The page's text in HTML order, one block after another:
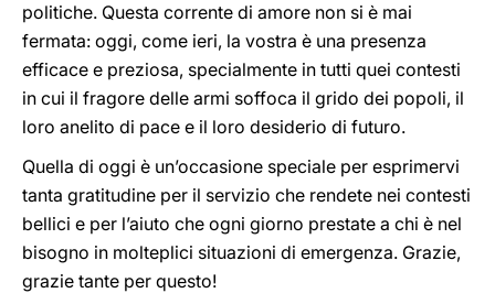
politiche. Questa corrente di amore non si è mai
fermata: oggi, come ieri, la vostra è una presenza
efficace e preziosa, specialmente in tutti quei contesti
in cui il fragore delle armi soffoca il grido dei popoli, il
loro anelito di pace e il loro desiderio di futuro.
Quella di oggi è un’occasione speciale per esprimervi
tanta gratitudine per il servizio che rendete nei contesti
bellici e per l’aiuto che ogni giorno prestate a chi è nel
bisogno in molteplici situazioni di emergenza. Grazie,
grazie tante per questo!